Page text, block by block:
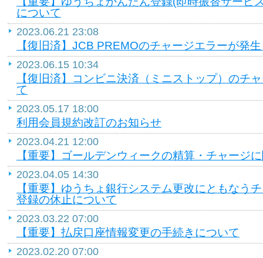
について
2023.06.21 23:08
【復旧済】JCB PREMOのチャージエラーが発
2023.06.15 10:34
【復旧済】コンビニ決済（ミニストップ）のチ
て
2023.05.17 18:00
利用会員規約改訂のお知らせ
2023.04.21 12:00
【重要】ゴールデンウィークの精算・チャージ
2023.04.05 14:30
【重要】ゆうちょ銀行システム更改にともなう
登録の休止について
2023.03.22 07:00
【重要】払戻口座情報変更の手続きについて
2023.02.20 07:00